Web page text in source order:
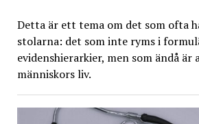
Detta är ett tema om det som ofta
stolarna: det som inte ryms i
evidenshierarkier, men som ändå är
människors liv.